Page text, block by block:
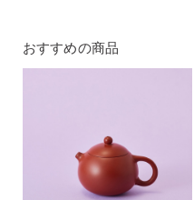
おすすめの商品